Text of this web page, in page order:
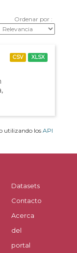
Ordenar por
CSV XLSX
utilizando los API
Datasets
Contacto
Acerca
del
portal